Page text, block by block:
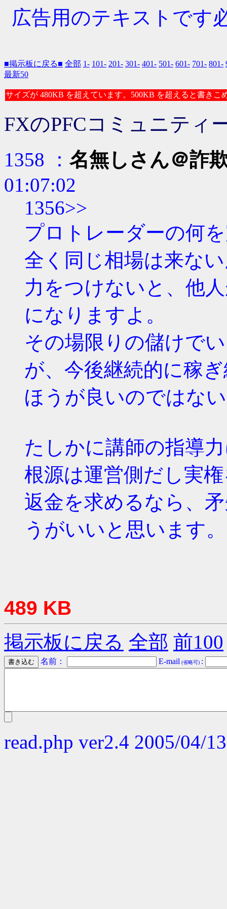
広告用のテキストです
■掲示板に戻る■ 全部 1- 101- 201- 301- 401- 501- 601- 701- 801-
最新50
サイズが 480KB を超えています。500KB を超えると書きこ
FXのPFCコミュニテ
1358 ： 名無しさん＠詐
01:07:02
1356>>
プロトレーダーの何
全く同じ相場は来な
力をつけないと、他
になりますよ。
その場限りの儲けで
が、今後継続的に稼
ほうが良いのではな
たしかに講師の指導
根源は運営側だし実
返金を求めるなら、
うがいいと思います。
489 KB
掲示板に戻る 全部 前100
名前： E-mail (省略可) :
read.php ver2.4 2005/04/13